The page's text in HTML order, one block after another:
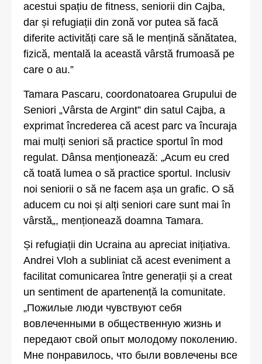
acestui spațiu de fitness, seniorii din Cajba,
dar și refugiații din zonă vor putea să facă
diferite activități care să le mențină sănătatea,
fizică, mentală la această vârstă frumoasă pe
care o au.”
Tamara Pascaru, coordonatoarea Grupului de
Seniori „Vârsta de Argint” din satul Cajba, a
exprimat încrederea că acest parc va încuraja
mai mulți seniori să practice sportul în mod
regulat. Dânsa menționează: „Acum eu cred
că toată lumea o să practice sportul. Inclusiv
noi seniorii o să ne facem așa un grafic. O să
aducem cu noi și alți seniori care sunt mai în
vârstă„, menționează doamna Tamara.
Și refugiații din Ucraina au apreciat inițiativa.
Andrei Vloh a subliniat că acest eveniment a
facilitat comunicarea între generații și a creat
un sentiment de apartenență la comunitate.
„Пожилые люди чувствуют себя
вовлеченными в общественную жизнь и
передают свой опыт молодому поколению.
Мне понравилось, что были вовлечены все